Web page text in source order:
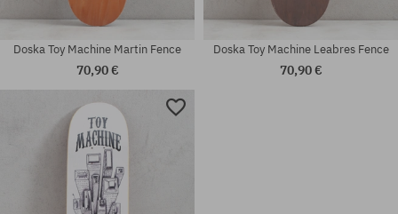
Dostupné veľkosti:
Doska Toy Machine Martin Fence
70,90 €
Doska Toy Machine Leabres Fence
70,90 €